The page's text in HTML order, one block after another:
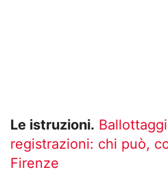
Le istruzioni.
registrazioni: chi può,
Firenze